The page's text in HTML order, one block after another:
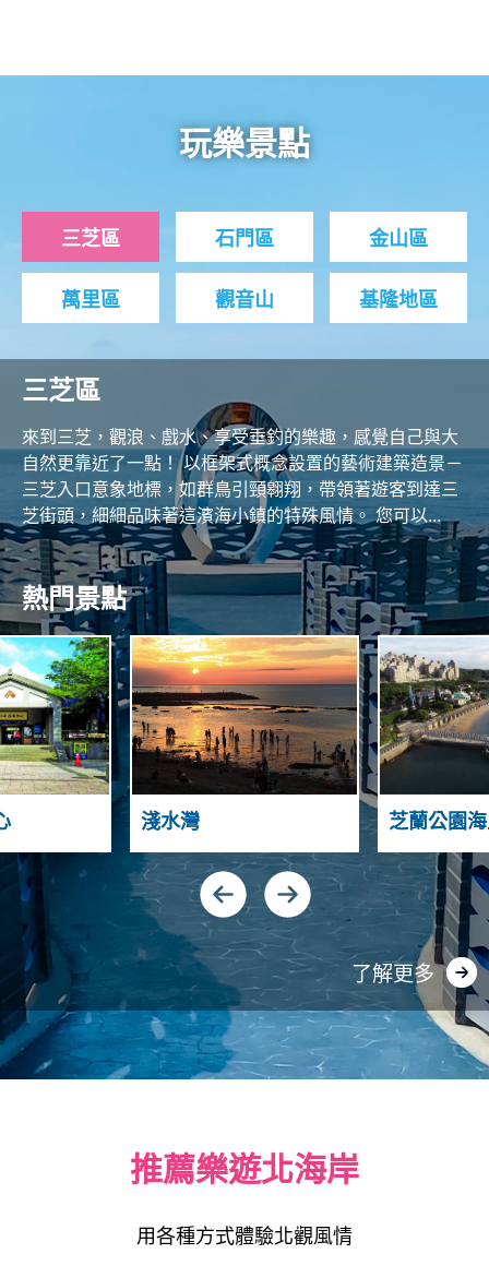
N O R T
H
C
O
A
A
N
D
U
A
N
N
S
A
玩樂景點
三芝區 石門區 金山區
萬里區 觀音山 基隆地區
三芝區
來到三芝，觀浪、戲水、享受垂釣的樂趣，感覺自己與大
自然更靠近了一點！ 以框架式概念設置的藝術建築造景－
三芝入口意象地標，如群鳥引頸翱翔，帶領著遊客到達三
芝街頭，細細品味著這濱海小鎮的特殊風情。 您可以...
熱門景點
淺水灣 芝蘭公園
了解更多
推薦樂遊北海岸
用各種方式體驗北觀風情